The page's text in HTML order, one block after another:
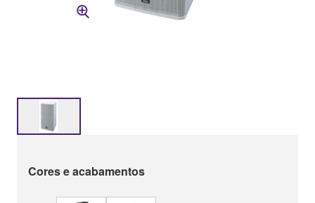
Cores e acabamentos